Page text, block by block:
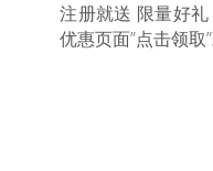
注册就送 限量好
优惠页面”点击领取”